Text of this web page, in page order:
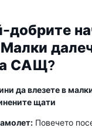
добрите
САЩ?
да влезете в
щати
Повечето